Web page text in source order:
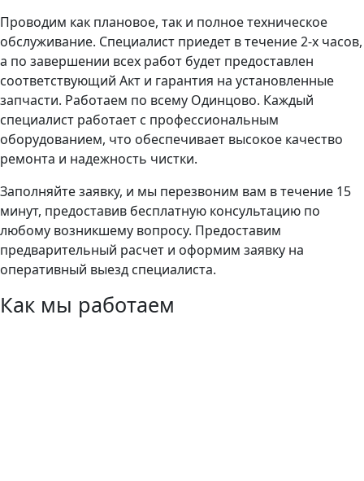
Проводим как плановое, так и полное техническое
обслуживание. Специалист приедет в течение 2-х часов,
а по завершении всех работ будет предоставлен
соответствующий Акт и гарантия на установленные
запчасти. Работаем по всему Одинцово. Каждый
специалист работает с профессиональным
оборудованием, что обеспечивает высокое качество
ремонта и надежность чистки.
Заполняйте заявку, и мы перезвоним вам в течение 15
минут, предоставив бесплатную консультацию по
любому возникшему вопросу. Предоставим
предварительный расчет и оформим заявку на
оперативный выезд специалиста.
Как мы работаем